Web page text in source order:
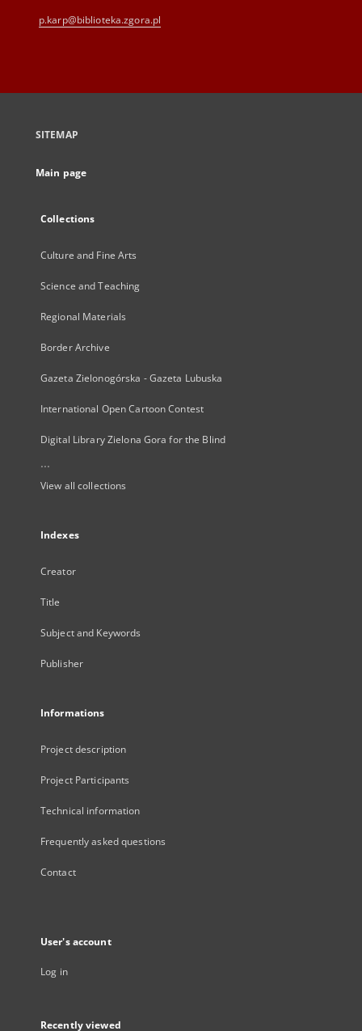
p.karp@biblioteka.zgora.pl
SITEMAP
Main page
Collections
Culture and Fine Arts
Science and Teaching
Regional Materials
Border Archive
Gazeta Zielonogórska - Gazeta Lubuska
International Open Cartoon Contest
Digital Library Zielona Gora for the Blind
...
View all collections
Indexes
Creator
Title
Subject and Keywords
Publisher
Informations
Project description
Project Participants
Technical information
Frequently asked questions
Contact
User's account
Log in
Recently viewed